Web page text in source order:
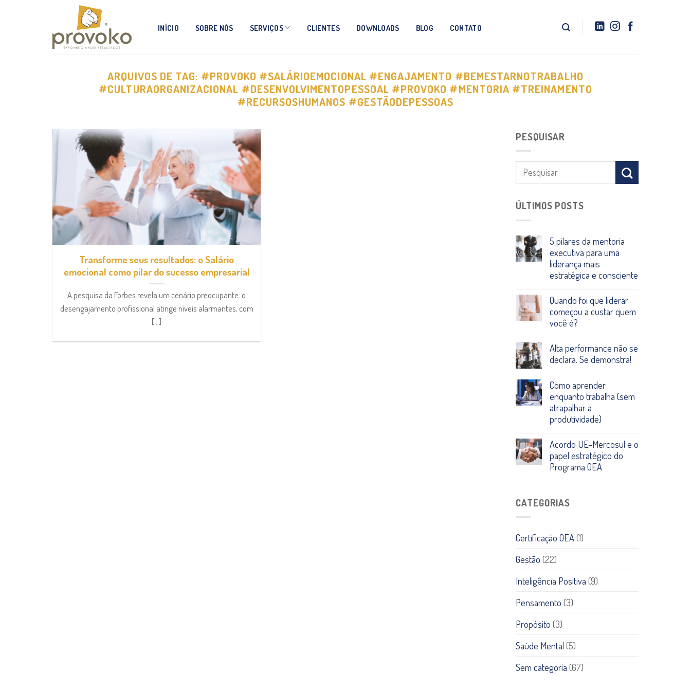
INÍCIO SOBRE NÓS SERVIÇOS CLIENTES DOWNLOADS BLOG CONTATO
ARQUIVOS DE TAG: #PROVOKO #SALÁRIOEMOCIONAL #ENGAJAMENTO #BEMESTARNOTRABALHO
#CULTURAORGANIZACIONAL #DESENVOLVIMENTOPESSOAL #PROVOKO #MENTORIA #TREINAMENTO
#RECURSOSHUMANOS #GESTÃODEPESSOAS
Transforme seus resultados: o Salário
emocional como pilar do sucesso empresarial
A pesquisa da Forbes revela um cenário preocupante: o
desengajamento profissional atinge níveis alarmantes, com
[...]
PESQUISAR
ÚLTIMOS POSTS
5 pilares da mentoria
executiva para uma
liderança mais
estratégica e consciente
Quando foi que liderar
começou a custar quem
você é?
Alta performance não se
declara. Se demonstra!
Como aprender
enquanto trabalha (sem
atrapalhar a
produtividade)
Acordo UE–Mercosul e o
papel estratégico do
Programa OEA
CATEGORIAS
Certificação OEA(1)
Gestão (22)
Inteligência Positiva (9)
Pensamento (3)
Propósito (3)
Saúde Mental (5)
Sem categoria (67)